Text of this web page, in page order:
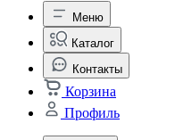
Меню
Каталог
Контакты
Корзина
Профиль